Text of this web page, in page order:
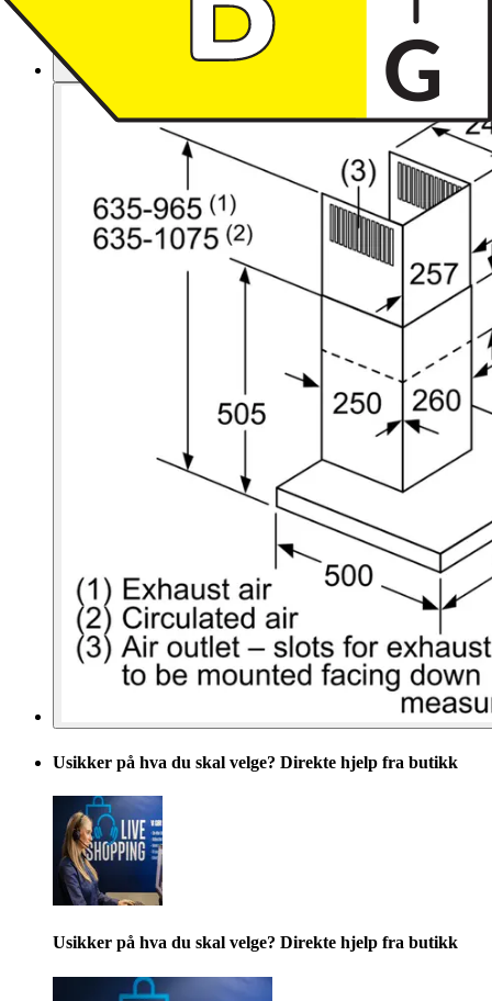
Usikker på hva du skal velge? Direkte hjelp fra butikk
Usikker på hva du skal velge? Direkte hjelp fra butikk